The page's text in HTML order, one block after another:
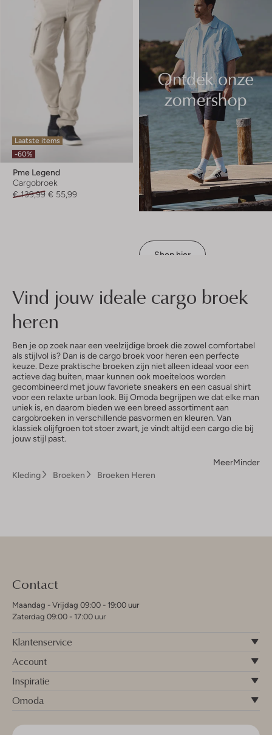
Laatste items
-60%
Pme Legend
Cargobroek
€ 139,99 € 55,99
Shop hier
Vind jouw ideale cargo broek
heren
Ben je op zoek naar een veelzijdige broek die zowel comfortabel
als stijlvol is? Dan is de cargo broek voor heren een perfecte
keuze. Deze praktische broeken zijn niet alleen ideaal voor een
actieve dag buiten, maar kunnen ook moeiteloos worden
gecombineerd met jouw favoriete sneakers en een casual shirt
voor een relaxte urban look. Bij Omoda begrijpen we dat elke man
uniek is, en daarom bieden we een breed assortiment aan
cargobroeken in verschillende pasvormen en kleuren. Van
klassiek olijfgroen tot stoer zwart, je vindt altijd een cargo die bij
jouw stijl past.
MeerMinder
Kleding
Broeken Broeken Heren
Contact
Maandag - Vrijdag 09:00 - 19:00 uur
Zaterdag 09:00 - 17:00 uur
Klantenservice
Account
Inspiratie
Omoda